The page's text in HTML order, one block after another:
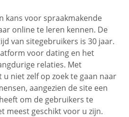
kans voor spraakmakende
online te leren kennen. De
van sitegebruikers is 30 jaar.
voor dating en het
relaties. Met
u niet zelf op zoek te gaan naar
aangezien de site een
om de gebruikers te
meest geschikt voor u zijn.